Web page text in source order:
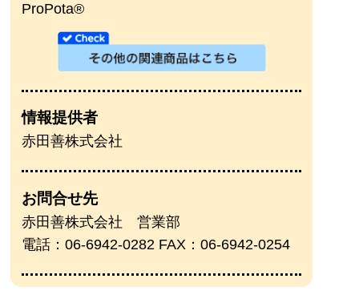
ProPota®︎
情報提供者
赤田善株式会社
お問合せ先
赤田善株式会社 営業部
電話：06-6942-0282 FAX：06-6942-0254